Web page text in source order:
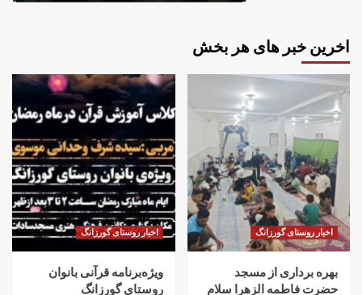
اخرین خبر های هر بخش
اخبار روستای گورزانگ
بهره برداری از مسجد
حضرت فاطمه الزهرا سلام
اخبار روستای گورزانگ
ویژه‌برنامه قرآنی بانوان
روستای گورزانگ